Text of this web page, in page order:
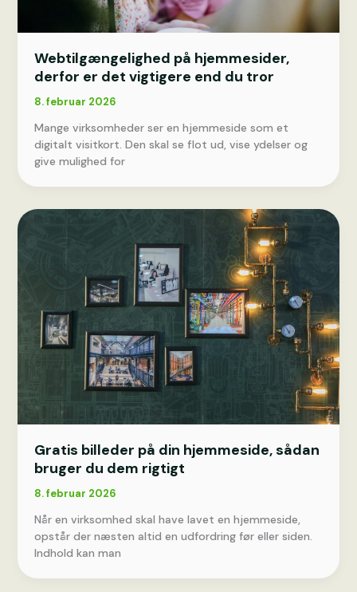
Webtilgængelighed på hjemmesider,
derfor er det vigtigere end du tror
8. februar 2026
Mange virksomheder ser en hjemmeside som et
digitalt visitkort. Den skal se flot ud, vise ydelser og
give mulighed for
Gratis billeder på din hjemmeside, sådan
bruger du dem rigtigt
8. februar 2026
Når en virksomhed skal have lavet en hjemmeside,
opstår der næsten altid en udfordring før eller siden.
Indhold kan man